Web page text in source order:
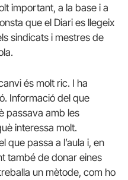
important, a la base i a
que el Diari es llegeix
sindicats i mestres de
és molt ric. I ha
Informació del que
passava amb les
interessa molt.
que passa a l’aula i, en
també de donar eines
un mètode, com ho